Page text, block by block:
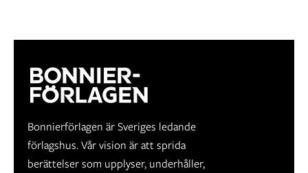
Bonnierförlagen är Sveriges ledande
förlagshus. Vår vision är att sprida
berättelser som upplyser, underhåller,